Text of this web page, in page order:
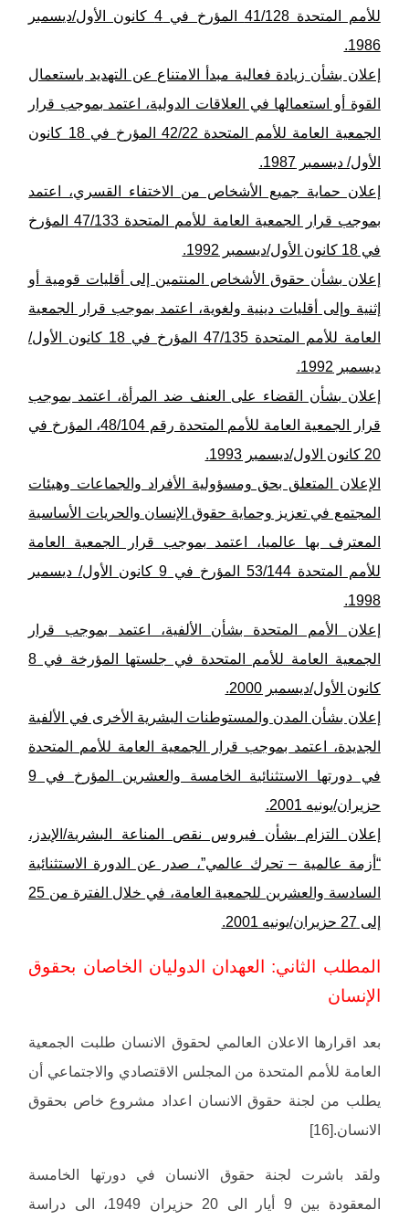
للأمم المتحدة 41/128 المؤرخ في 4 كانون الأول/ديسمبر
1986.
إعلان بشأن زيادة فعالية مبدأ الامتناع عن التهديد باستعمال
القوة أو استعمالها في العلاقات الدولية، اعتمد بموجب قرار
الجمعية العامة للأمم المتحدة 42/22 المؤرخ في 18 كانون
الأول/ ديسمبر 1987.
إعلان حماية جميع الأشخاص من الاختفاء القسري، اعتمد
بموجب قرار الجمعية العامة للأمم المتحدة 47/133 المؤرخ
في 18 كانون الأول/ديسمبر 1992.
إعلان بشأن حقوق الأشخاص المنتمين إلى أقليات قومية أو
إثنية وإلى أقليات دينية ولغوية، اعتمد بموجب قرار الجمعية
العامة للأمم المتحدة 47/135 المؤرخ في 18 كانون الأول/
ديسمبر 1992.
إعلان بشأن القضاء على العنف ضد المرأة، اعتمد بموجب
قرار الجمعية العامة للأمم المتحدة رقم 48/104، المؤرخ في
20 كانون اﻻول/ديسمبر 1993.
الإعلان المتعلق بحق ومسؤولية اﻷفراد والجماعات وهيئات
المجتمع في تعزيز وحماية حقوق الإنسان والحريات الأساسية
المعترف بها عالميا، اعتمد بموجب قرار الجمعية العامة
للأمم المتحدة 53/144 المؤرخ في ‎9‏ كانون اﻷول/ ديسمبر
‎1998.
إعلان الأمم المتحدة بشأن الألفية، اعتمد بموجب قرار
الجمعية العامة للأمم المتحدة في جلستها المؤرخة في 8
كانون الأول/ديسمبر 2000.
إعلان بشأن المدن والمستوطنات البشرية الأخرى في الألفية
الجديدة، اعتمد بموجب قرار الجمعية العامة للأمم المتحدة
في دورتها الاستثنائية الخامسة والعشرين المؤرخ في 9
حزيران/يونيه 2001.
إعلان التزام بشأن فيروس نقص المناعة البشرية/الإيدز،
“أزمة عالمية – تحرك عالمي”، صدر عن الدورة الاستثنائية
السادسة والعشرين للجمعية العامة، في خلال الفترة من 25
إلى 27 حزيران/يونيه 2001.
المطلب الثاني: العهدان الدوليان الخاصان بحقوق
الإنسان
بعد اقرارها الاعلان العالمي لحقوق الانسان طلبت الجمعية
العامة للأمم المتحدة من المجلس الاقتصادي والاجتماعي أن
يطلب من لجنة حقوق الانسان اعداد مشروع خاص بحقوق
الانسان.[16]
ولقد باشرت لجنة حقوق الانسان في دورتها الخامسة
المعقودة بين 9 أيار الى 20 حزيران 1949، الى دراسة